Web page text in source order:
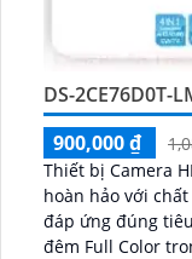
DS-2CE76D0T-
900,000 ₫
Thiết bị Camera
hoàn hảo với
đáp ứng đúng tiêu chuẩn. Khả
đêm Full Color